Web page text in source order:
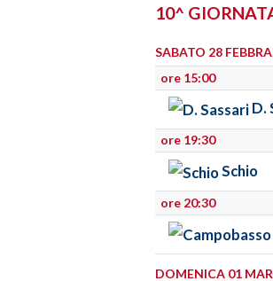
10^
SABATO 28
ore 15:00
D.
ore 19:30
Schio
ore 20:30
DOMENICA 01